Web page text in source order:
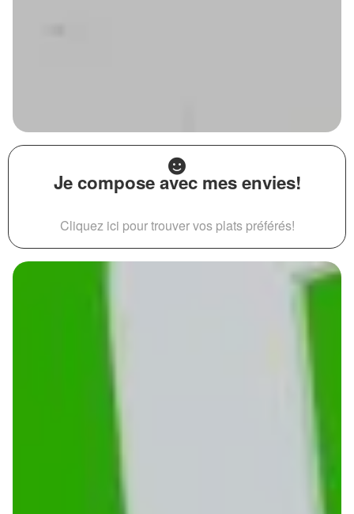
Je compose avec mes envies!
Cliquez ici pour trouver vos plats préférés!